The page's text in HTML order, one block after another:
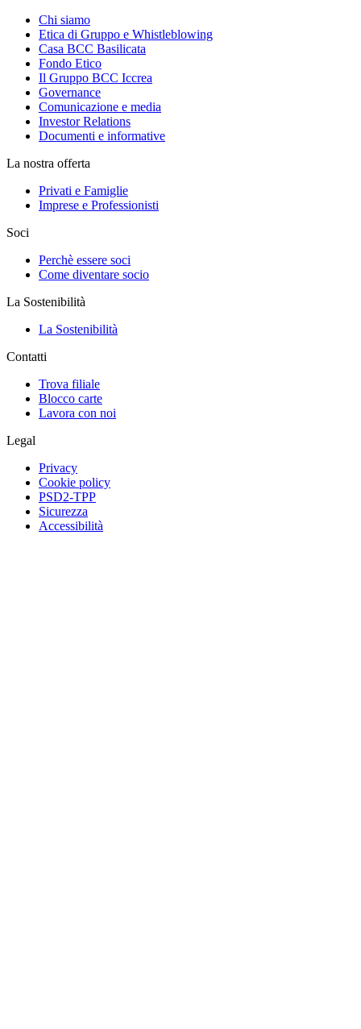
Chi siamo
Etica di Gruppo e Whistleblowing
Casa BCC Basilicata
Fondo Etico
Il Gruppo BCC Iccrea
Governance
Comunicazione e media
Investor Relations
Documenti e informative
La nostra offerta
Privati e Famiglie
Imprese e Professionisti
Soci
Perchè essere soci
Come diventare socio
La Sostenibilità
La Sostenibilità
Contatti
Trova filiale
Blocco carte
Lavora con noi
Legal
Privacy
Cookie policy
PSD2-TPP
Sicurezza
Accessibilità